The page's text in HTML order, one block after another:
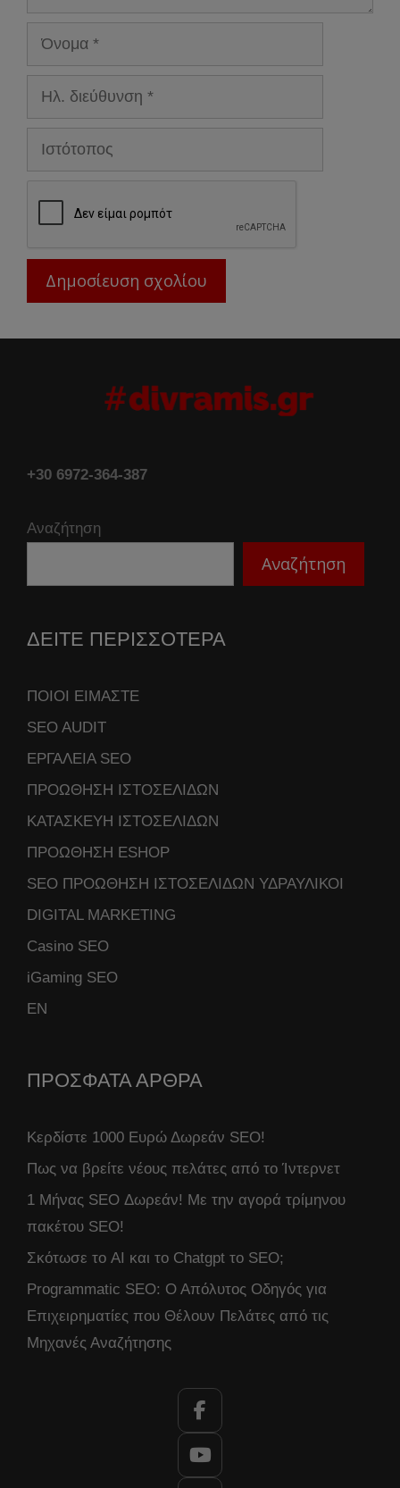
Όνομα
Ηλ.
διεύθυνση
Ιστότοπος
+30 6972-364-387
Αναζήτηση
Αναζήτηση
ΔΕΙΤΕ ΠΕΡΙΣΣΟΤΕΡΑ
ΠΟΙΟΙ ΕΙΜΑΣΤΕ
SEO AUDIT
ΕΡΓΑΛΕΙΑ SEO
ΠΡΟΩΘΗΣΗ ΙΣΤΟΣΕΛΙΔΩΝ
ΚΑΤΑΣΚΕΥΗ ΙΣΤΟΣΕΛΙΔΩΝ
ΠΡΟΩΘΗΣΗ ESHOP
SEO ΠΡΟΩΘΗΣΗ ΙΣΤΟΣΕΛΙΔΩΝ ΥΔΡΑΥΛΙΚΟΙ
DIGITAL MARKETING
Casino SEO
iGaming SEO
ΕΝ
ΠΡΟΣΦΑΤΑ ΑΡΘΡΑ
Κερδίστε 1000 Ευρώ Δωρεάν SEO!
Πως να βρείτε νέους πελάτες από το Ίντερνετ
1 Μήνας SEO Δωρεάν! Με την αγορά τρίμηνου
πακέτου SEO!
Σκότωσε το AI και το Chatgpt το SEO;
Programmatic SEO: Ο Απόλυτος Οδηγός για
Επιχειρηματίες που Θέλουν Πελάτες από τις
Μηχανές Αναζήτησης